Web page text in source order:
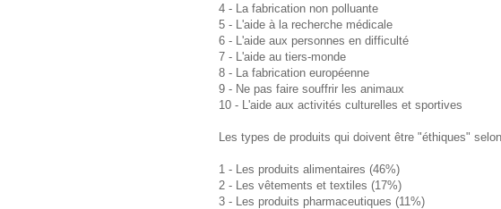
4 - La fabrication non polluante
5 - L'aide à la recherche médicale
6 - L'aide aux personnes en difficulté
7 - L'aide au tiers-monde
8 - La fabrication européenne
9 - Ne pas faire souffrir les animaux
10 - L'aide aux activités culturelles et sportives
Les types de produits qui doivent être "éthiques"
1 - Les produits alimentaires (46%)
2 - Les vêtements et textiles (17%)
3 - Les produits pharmaceutiques (11%)